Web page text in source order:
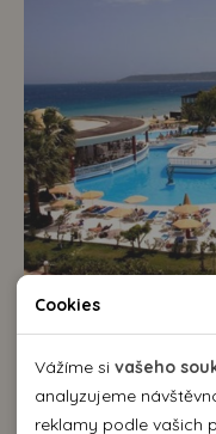
Hotel Sunshine
Rhodos
NOVINKA
all inclusive
Cookies
Vážíme si vašeho
analyzujeme
reklamy podle vašich
Nutné cookies
použitelná tak, že
stránky a přístup k